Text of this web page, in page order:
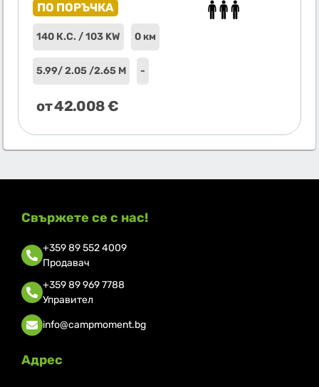
ПО ПОРЪЧКА
140 К.С. / 103 KW 0 км
5.99/ 2.05 /2.65 М -
от42.008€
Свържете се с нас!
+359 89 552 4009
Продавач
+359 89 969 7788
Управител
info@campmoment.bg
Адрес